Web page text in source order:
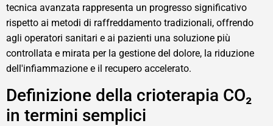
tecnica avanzata rappresenta un progresso significativo
rispetto ai metodi di raffreddamento tradizionali, offrendo
agli operatori sanitari e ai pazienti una soluzione più
controllata e mirata per la gestione del dolore, la riduzione
dell'infiammazione e il recupero accelerato.
Definizione della crioterapia CO₂
in termini semplici